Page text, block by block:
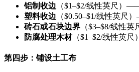
铝制收边 （$1–$2/线性英尺）
塑料收边 （$0.50–$1/线性英尺
砖石或石块边界 （$3–$8/线性
防腐处理木材（$1–$2/线性英
第四步：铺设土工布